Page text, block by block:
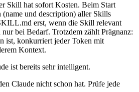
Skill hat sofort Kosten. Beim Start
(name und description) aller Skills
erst, wenn die Skill relevant
bei Bedarf. Trotzdem zählt Prägnanz:
ist, konkurriert jeder Token mit
Kontext.
ist bereits sehr intelligent.
Claude nicht schon hat. Prüfe jede